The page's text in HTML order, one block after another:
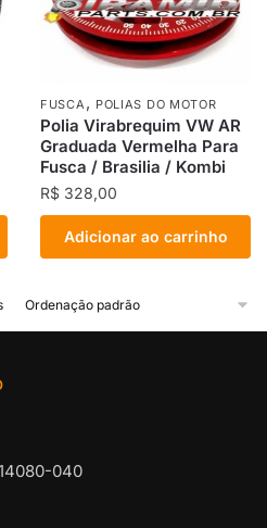
FUSCA, POLIAS DO MOTOR
Polia Virabrequim VW AR
Graduada Vermelha Para
Fusca / Brasilia / Kombi
R$ 328,00
Adicionar ao carrinho
040